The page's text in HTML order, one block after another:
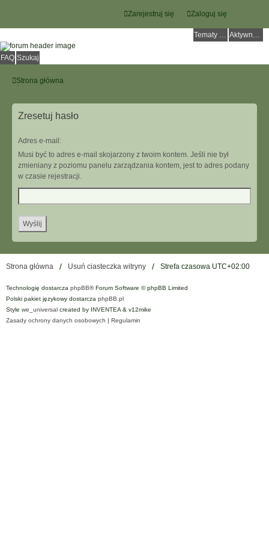
Zaloguj się
Zarejestruj się
Tematy bez odpowiedzi Aktywne tematy
FAQ Szukaj
Strona główna
Zresetuj hasło
Adres e-mail:
Musi być to adres e-mail skojarzony z twoim kontem. Jeśli nie był
zmieniany z poziomu panelu zarządzania kontem, jest to adres podany
w czasie rejestracji.
Strona główna Usuń ciasteczka witryny Strefa czasowa UTC+02:00
Technologię dostarcza phpBB® Forum Software © phpBB Limited
Polski pakiet językowy dostarcza phpBB.pl
Style we_universal created by INVENTEA & v12mike
Zasady ochrony danych osobowych | Regulamin